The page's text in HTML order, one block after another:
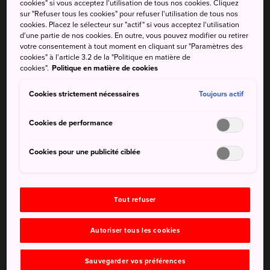
Comment s'y rendre
Le mont Inasa est accessible en bus, en voiture ou en
téléphérique.
descendez à l'arrêt Ropeway-mae. Dirigez-vous ensuite
située à deux minutes de marche. Prenez le téléphérique
Un aller-simple en téléphérique vous coûtera 730 yens, et
fois à bord vaut sans conteste le prix du ticket.
Si vous avez une voiture, il peut être plus simple de
conduire. Pensez toutefois que les places de
stationnement sont limitées et qu'il peut être impossible
de se garer lors des journées de forte affluence.
cookies" si vous acceptez l'utilisation de tous nos cookies. Cliquez
sur "Refuser tous les cookies" pour refuser l'utilisation de tous nos
cookies. Placez le sélecteur sur "actif" si vous acceptez l'utilisation
d'une partie de nos cookies. En outre, vous pouvez modifier ou retirer
votre consentement à tout moment en cliquant sur "Paramètres des
cookies" à l'article 3.2 de la "Politique en matière de
cookies". Politique en matière de cookies
Cookies strictement nécessaires Toujours actif
Cookies de performance
Cookies pour une publicité ciblée
Tout refuser
Autoriser tous les cookies
Sauvegarder vos préférences